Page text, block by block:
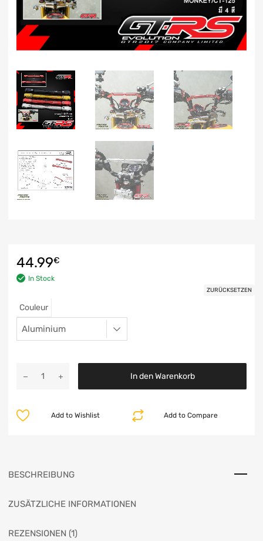
44.99€
In Stock
Couleur
ZURÜCKSETZEN
In den Warenkorb
Add to Compare
Add to Wishlist
BESCHREIBUNG
ZUSÄTZLICHE INFORMATIONEN
REZENSIONEN (1)